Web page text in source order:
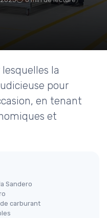
la
pour
en tenant
et
Sandero
carburant